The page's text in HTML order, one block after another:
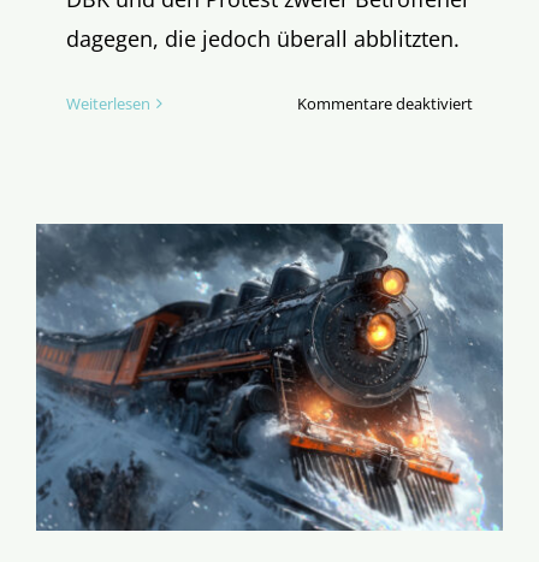
dagegen, die jedoch überall abblitzten.
Weiterlesen Kommentare deaktiviertfür
Wand“